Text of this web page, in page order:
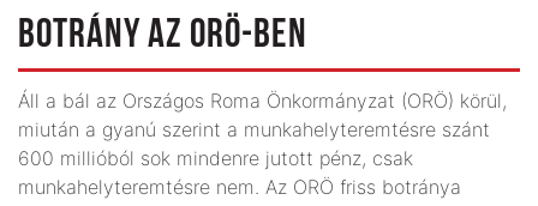
BOTRÁNY AZ ORÖ-BEN
Áll a bál az Országos Roma Önkormányzat (ORÖ) körül,
miután a gyanú szerint a munkahelyteremtésre szánt
600 millióból sok mindenre jutott pénz, csak
munkahelyteremtésre nem. Az ORÖ friss botránya